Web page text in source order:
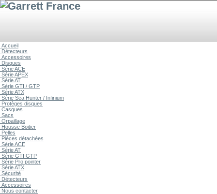
Accueil
Détecteurs
Accessoires
Disques
Série ACE
Série APEX
Série AT
Série GTI / GTP
Série ATX
Série Sea Hunter / Infinium
Protèges disques
Casques
Sacs
Orpaillage
Housse Boitier
Pelles
Pièces détachées
Série ACE
Série AT
Série GTI GTP
Série Pro pointer
Série ATX
Sécurité
Détecteurs
Accessoires
Nous contacter